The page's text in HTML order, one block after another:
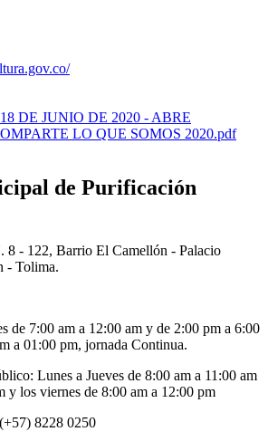
DE JUNIO DE 2020 - ABRE
LO QUE SOMOS 2020.pdf
de Purificación
8 - 122, Barrio El Camellón - Palacio
- Tolima.
de 7:00 am a 12:00 am y de 2:00 pm a 6:00
a 01:00 pm, jornada Continua.
Lunes a Jueves de 8:00 am a 11:00 am
y los viernes de 8:00 am a 12:00 pm
8228 0250